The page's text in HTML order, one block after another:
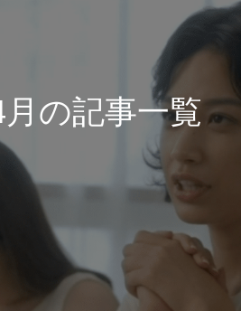
CHOGONGJIN
CHOGONGJIN商品一覧
シ
の記事一覧